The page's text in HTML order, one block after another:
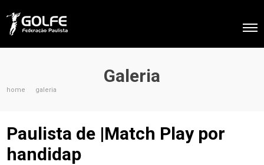
Galeria
home galeria
Paulista de |Match Play por
handidap